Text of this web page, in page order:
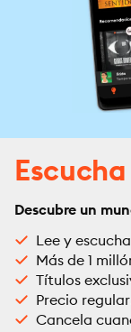
Descubre un
Lee y
Más de 1
Títulos
Precio
Cancela